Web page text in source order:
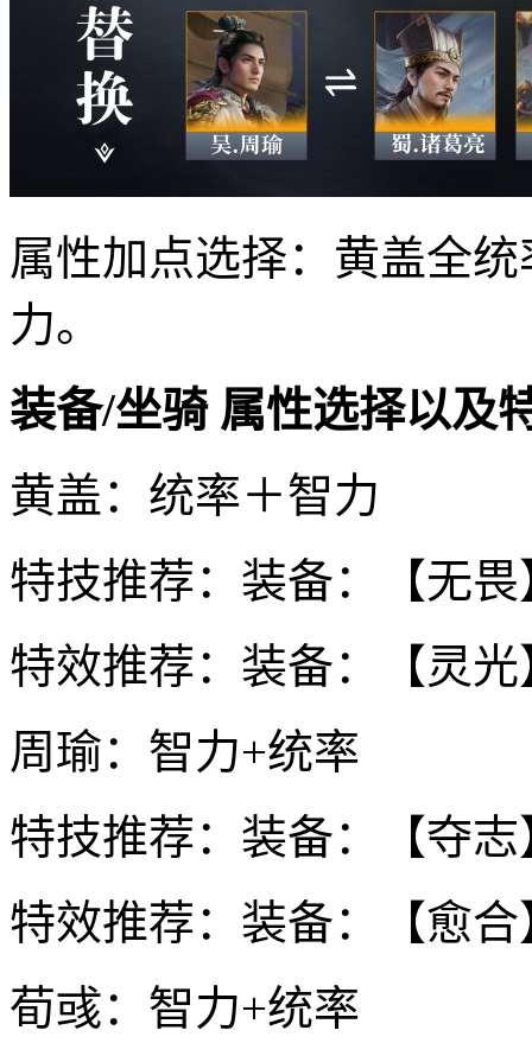
属性加点选择：黄盖全
力。
装备/坐骑 属性选择以及
黄盖：统率＋智力
特技推荐：装备：【无
特效推荐：装备：【灵
周瑜：智力+统率
特技推荐：装备：【夺
特效推荐：装备：【愈
荀彧：智力+统率